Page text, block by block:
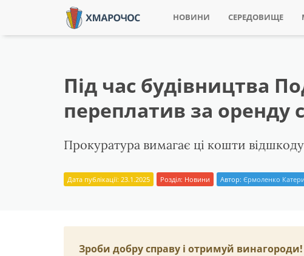
НОВИНИ СЕРЕДОВИЩЕ
Під час будівництва
переплатив за оренду
Прокуратура вимагає ці кошти
Дата публікації: 23.1.2025 Розділ: Новини Автор: Єрмоленко
Зроби добру справу і отримуй винагороди!